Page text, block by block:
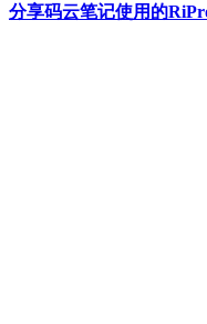
分享码云笔记使用的